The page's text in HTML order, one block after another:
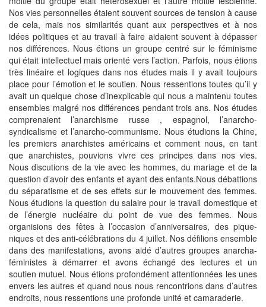
Nos vies personnelles étaient souvent sources de tension à cause
de cela, mais nos similarités quant aux perspectives et à nos
idées politiques et au travail à faire aidaient souvent à dépasser
nos différences. Nous étions un groupe centré sur le féminisme
qui était intellectuel mais orienté vers l’action. Parfois, nous étions
très linéaire et logiques dans nos études mais il y avait toujours
place pour l’émotion et le soutien. Nous ressentions toutes qu’il y
avait un quelque chose d’inexplicable qui nous a maintenu toutes
ensembles malgré nos différences pendant trois ans. Nos études
comprenaient l’anarchisme russe , espagnol, l’anarcho-
syndicalisme et l’anarcho-communisme. Nous étudions la Chine,
les premiers anarchistes américains et comment nous, en tant
que anarchistes, pouvions vivre ces principes dans nos vies.
Nous discutions de la vie avec les hommes, du mariage et de la
question d’avoir des enfants et ayant des enfants.Nous débattions
du séparatisme et de ses effets sur le mouvement des femmes.
Nous étudions la question du salaire pour le travail domestique et
de l’énergie nucléaire du point de vue des femmes. Nous
organisions des fêtes à l’occasion d’anniversaires, des pique-
niques et des anti-célébrations du 4 juillet. Nos défilions ensemble
dans des manifestations, avons aidé d’autres groupes anarcha-
féministes à démarrer et avons échangé des lectures et un
soutien mutuel. Nous étions profondément attentionnées les unes
envers les autres et quand nous nous rencontrions dans d’autres
endroits, nous ressentions une profonde unité et camaraderie.